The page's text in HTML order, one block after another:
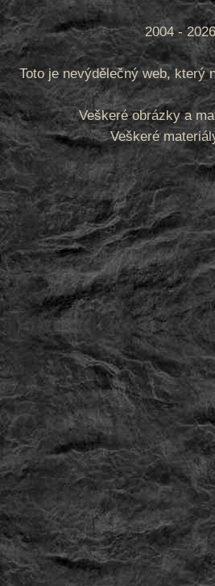
2004 -
Toto je nevýdělečný web, který
Veškeré obrázky a
Veškeré